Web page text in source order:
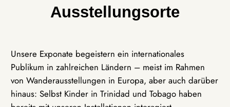
Ausstellungsorte
Unsere Exponate begeistern ein internationales
Publikum in zahlreichen Ländern – meist im Rahmen
von Wanderausstellungen in Europa, aber auch darüber
hinaus: Selbst Kinder in Trinidad und Tobago haben